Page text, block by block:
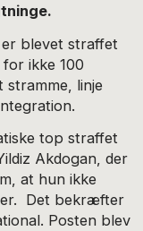
blevet straffet
ikke 100
linje
top straffet
Akdogan, der
at hun ikke
Det bekræfter
Posten blev